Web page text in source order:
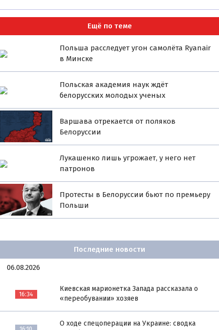
Ещё по теме
Польша расследует угон самолёта Ryanair
в Минске
Польская академия наук ждёт
белорусских молодых ученых
Варшава отрекается от поляков
Белоруссии
Лукашенко лишь угрожает, у него нет
патронов
Протесты в Белоруссии бьют по премьеру
Польши
Последние новости
06.08.2026
16:34
Киевская марионетка Запада рассказала о
«переобувании» хозяев
О ходе спецоперации на Украине: сводка